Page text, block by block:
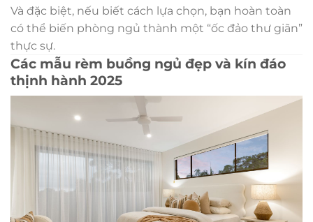
Và đặc biệt, nếu biết cách lựa chọn, bạn hoàn toàn
có thể biến phòng ngủ thành một “ốc đảo thư giãn”
thực sự.
Các mẫu rèm buồng ngủ đẹp và kín đáo
thịnh hành 2025